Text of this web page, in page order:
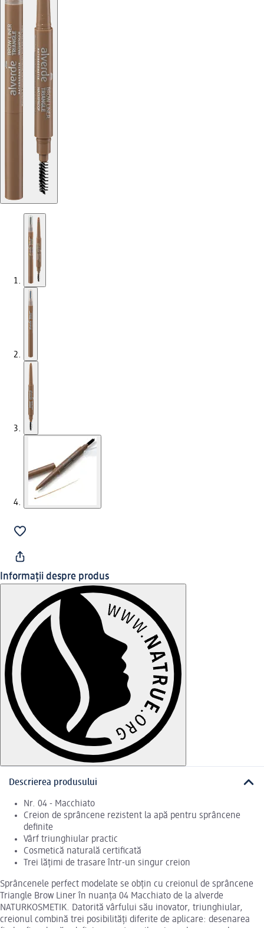
Informații despre produs
Descrierea produsului
Nr. 04 - Macchiato
Creion de sprâncene rezistent la apă pentru sprâncene
definite
Vârf triunghiular practic
Cosmetică naturală certificată
Trei lățimi de trasare într-un singur creion
Sprâncenele perfect modelate se obțin cu creionul de sprâncene
Triangle Brow Liner în nuanța 04 Macchiato de la alverde
NATURKOSMETIK. Datorită vârfului său inovator, triunghiular,
creionul combină trei posibilități diferite de aplicare: desenarea